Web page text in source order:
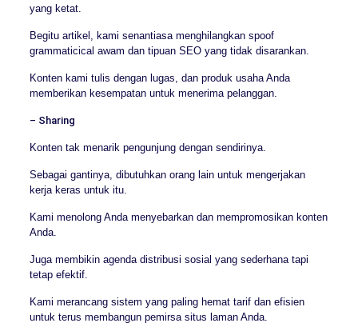
yang ketat.
Begitu artikel, kami senantiasa menghilangkan spoof
grammaticical awam dan tipuan SEO yang tidak disarankan.
Konten kami tulis dengan lugas, dan produk usaha Anda
memberikan kesempatan untuk menerima pelanggan.
– Sharing
Konten tak menarik pengunjung dengan sendirinya.
Sebagai gantinya, dibutuhkan orang lain untuk mengerjakan
kerja keras untuk itu.
Kami menolong Anda menyebarkan dan mempromosikan konten
Anda.
Juga membikin agenda distribusi sosial yang sederhana tapi
tetap efektif.
Kami merancang sistem yang paling hemat tarif dan efisien
untuk terus membangun pemirsa situs laman Anda.